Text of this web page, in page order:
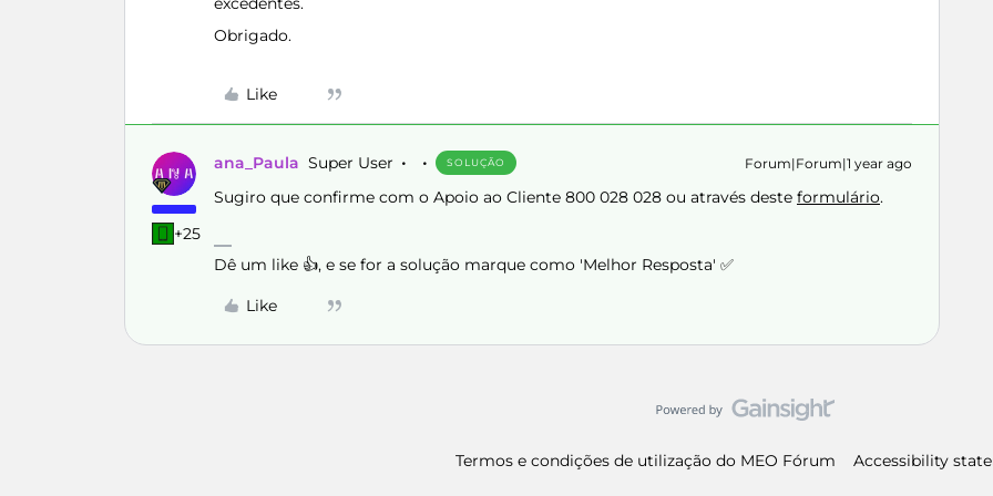
Obrigado.
Like
+25
ana_Paula Super User SOLUÇÃO Forum|Forum|1 year ago
Sugiro que confirme com o Apoio ao Cliente 800 028 028 ou através deste formulário.
Dê um like 👍, e se for a solução marque como 'Melhor Resposta' ✅
Like
Termos e condições de utilização do MEO Fórum Accessibility